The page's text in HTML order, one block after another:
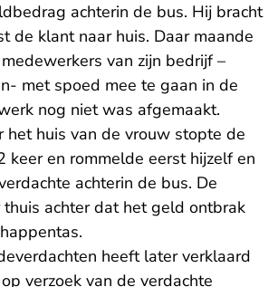
achterin de bus. Hij bracht
de klant naar huis. Daar maande
van zijn bedrijf –
met spoed mee te gaan in de
nog niet was afgemaakt.
het huis van de vrouw stopte de
keer en rommelde eerst hijzelf en
achterin de bus. De
achter dat het geld ontbrak
heeft later verklaard
verzoek van de verdachte